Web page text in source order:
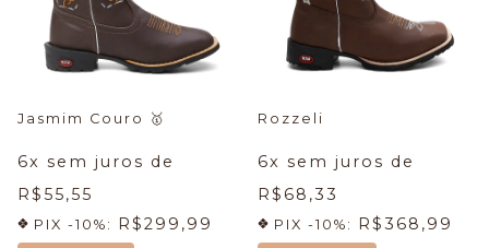
Jasmim Couro 🥇
6x sem juros de
R$55,55
PIX -10%: R$299,99
Rozzeli
6x sem juros de
R$68,33
PIX -10%: R$368,99